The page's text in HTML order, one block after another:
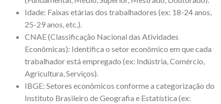
Idade: Faixas etárias dos trabalhadores (ex: 18-24 anos,
25-29 anos, etc.).
CNAE (Classificação Nacional das Atividades
Econômicas): Identifica o setor econômico em que cada
trabalhador está empregado (ex: Indústria, Comércio,
Agricultura, Serviços).
IBGE: Setores econômicos conforme a categorização do
Instituto Brasileiro de Geografia e Estatística (ex: